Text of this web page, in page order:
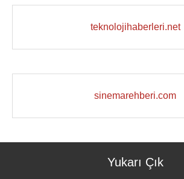
teknolojihaberleri.net
sinemarehberi.com
Yukarı Çık